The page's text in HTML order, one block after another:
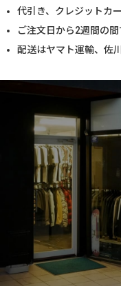
代引き、クレジットカ
ご注文日から2週間の
配送はヤマト運輸、佐